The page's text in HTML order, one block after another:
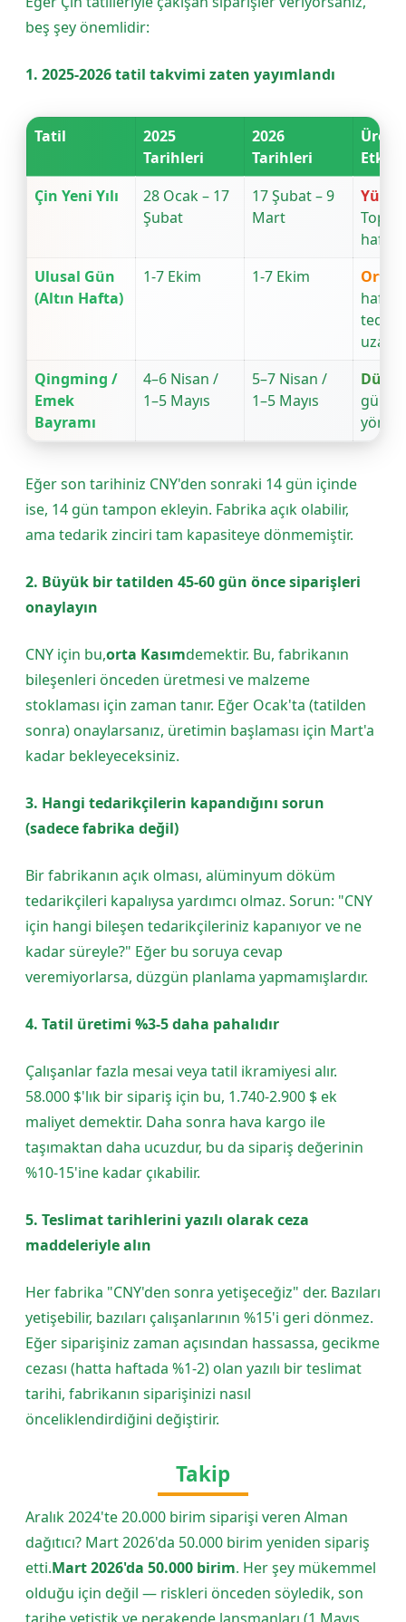
beş şey önemlidir:
1. 2025-2026 tatil takvimi zaten yayımlandı
Tatil
2025
Tarihleri
2026
Tarihleri
Etkisi
Çin Yeni Yılı
28 Ocak – 17
Şubat
17 Şubat – 9
Mart
hafta
Ulusal Gün
(Altın Hafta)
1-7 Ekim 1-7 Ekim Orta
hafta,
uzatır
Qingming /
Emek
Bayramı
4–6 Nisan /
1–5 Mayıs
5–7 Nisan /
1–5 Mayıs
gün,
Eğer son tarihiniz CNY'den sonraki 14 gün içinde
ise, 14 gün tampon ekleyin. Fabrika açık olabilir,
ama tedarik zinciri tam kapasiteye dönmemiştir.
2. Büyük bir tatilden 45-60 gün önce siparişleri
onaylayın
CNY için bu,orta Kasımdemektir. Bu, fabrikanın
bileşenleri önceden üretmesi ve malzeme
stoklaması için zaman tanır. Eğer Ocak'ta (tatilden
sonra) onaylarsanız, üretimin başlaması için Mart'a
kadar bekleyeceksiniz.
3. Hangi tedarikçilerin kapandığını sorun
(sadece fabrika değil)
Bir fabrikanın açık olması, alüminyum döküm
tedarikçileri kapalıysa yardımcı olmaz. Sorun: "CNY
için hangi bileşen tedarikçileriniz kapanıyor ve ne
kadar süreyle?" Eğer bu soruya cevap
veremiyorlarsa, düzgün planlama yapmamışlardır.
4. Tatil üretimi %3-5 daha pahalıdır
Çalışanlar fazla mesai veya tatil ikramiyesi alır.
58.000 $'lık bir sipariş için bu, 1.740-2.900 $ ek
maliyet demektir. Daha sonra hava kargo ile
taşımaktan daha ucuzdur, bu da sipariş değerinin
%10-15'ine kadar çıkabilir.
5. Teslimat tarihlerini yazılı olarak ceza
maddeleriyle alın
Her fabrika "CNY'den sonra yetişeceğiz" der. Bazıları
yetişebilir, bazıları çalışanlarının %15'i geri dönmez.
Eğer siparişiniz zaman açısından hassassa, gecikme
cezası (hatta haftada %1-2) olan yazılı bir teslimat
tarihi, fabrikanın siparişinizi nasıl
önceliklendirdiğini değiştirir.
Takip
Aralık 2024'te 20.000 birim siparişi veren Alman
dağıtıcı? Mart 2026'da 50.000 birim yeniden sipariş
etti.Mart 2026'da 50.000 birim. Her şey mükemmel
olduğu için değil — riskleri önceden söyledik, son